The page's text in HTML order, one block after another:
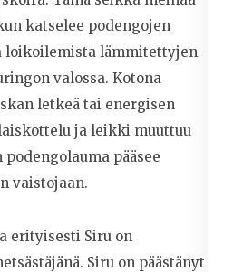
katselee podengojen
loikoilemista lämmitettyjen
valossa. Kotona
letkeä tai energisen
ja leikki muuttuu
pääsee
vaistojaan.
erityisesti Siru on
Siru on päästänyt